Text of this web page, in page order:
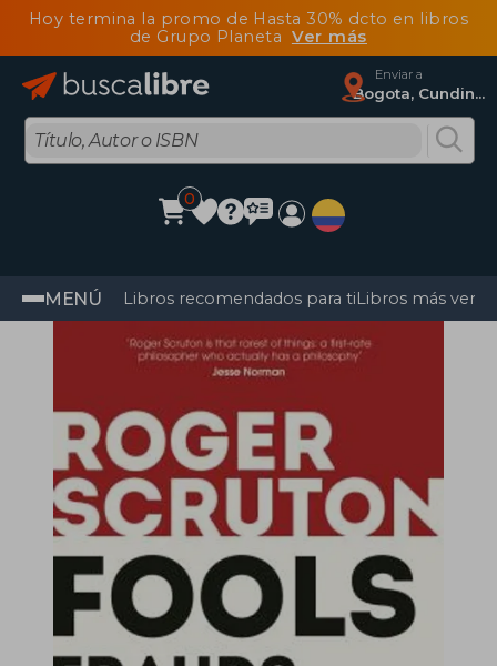
Hoy termina la promo de Hasta 30% dcto en libros
de Grupo Planeta Ver más
Enviar a
Bogota, Cundinamarca
0
MENÚ Libros recomendados para tiLibros más